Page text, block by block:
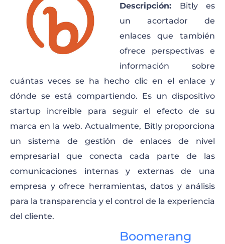
Descripción: Bitly es
un acortador de
enlaces que también
ofrece perspectivas e
información sobre
cuántas veces se ha hecho clic en el enlace y
dónde se está compartiendo. Es un dispositivo
startup increíble para seguir el efecto de su
marca en la web. Actualmente, Bitly proporciona
un sistema de gestión de enlaces de nivel
empresarial que conecta cada parte de las
comunicaciones internas y externas de una
empresa y ofrece herramientas, datos y análisis
para la transparencia y el control de la experiencia
del cliente.
Boomerang